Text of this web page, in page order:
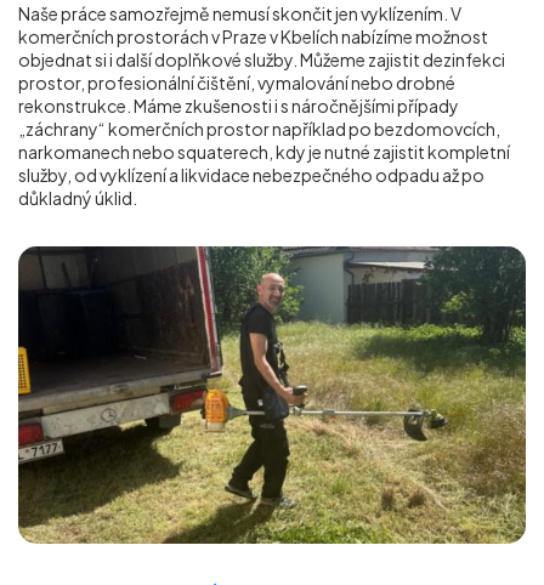
Naše práce samozřejmě nemusí skončit jen vyklízením. V
komerčních prostorách v Praze v Kbelích nabízíme možnost
objednat si i další doplňkové služby. Můžeme zajistit dezinfekci
prostor, profesionální čištění, vymalování nebo drobné
rekonstrukce. Máme zkušenosti i s náročnějšími případy
„záchrany“ komerčních prostor například po bezdomovcích,
narkomanech nebo squaterech, kdy je nutné zajistit kompletní
služby, od vyklízení a likvidace nebezpečného odpadu až po
důkladný úklid.